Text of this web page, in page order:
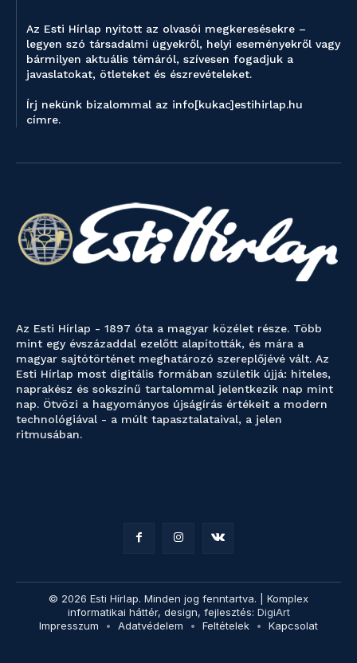
Az Esti Hírlap nyitott az olvasói megkeresésekre –
legyen szó társadalmi ügyekről, helyi eseményekről vagy
bármilyen aktuális témáról, szívesen fogadjuk a
javaslatokat, ötleteket és észrevételeket.
Írj nekünk bizalommal az info[kukac]estihirlap.hu
címre.
Az Esti Hírlap - 1897 óta a magyar közélet része. Több
mint egy évszázaddal ezelőtt alapították, és mára a
magyar sajtótörténet meghatározó szereplőjévé vált. Az
Esti Hírlap most digitális formában születik újjá: hiteles,
naprakész és sokszínű tartalommal jelentkezik nap mint
nap. Ötvözi a hagyományos újságírás értékeit a modern
technológiával - a múlt tapasztalataival, a jelen
ritmusában.
© 2026 Esti Hírlap. Minden jog fenntartva. | Komplex
informatikai háttér, design, fejlesztés: DigiArt
Impresszum
Adatvédelem Feltételek Kapcsolat